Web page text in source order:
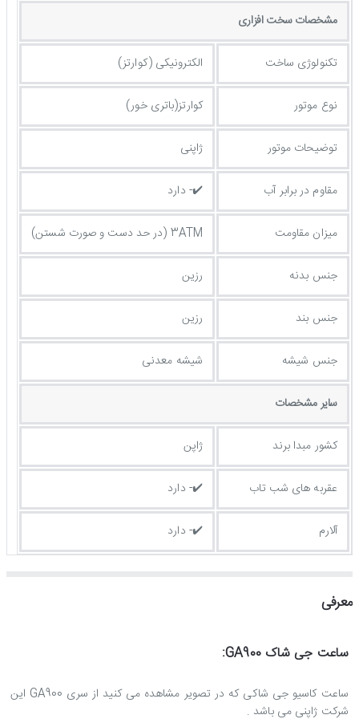
مشخصات سخت افزاری
تکنولوژی ساخت الکترونیکی (کوارتز)
نوع موتور کوارتز(باتری خور)
توضیحات موتور ژاپنی
مقاوم در برابر آب ✔️- دارد
میزان مقاومت 3ATM (در حد دست و صورت شستن)
جنس بدنه رزین
جنس بند رزین
جنس شیشه شیشه معدنی
ساير مشخصات
کشور مبدا برند ژاپن
عقربه های شب تاب ✔️- دارد
آلارم ✔️- دارد
معرفی
ساعت جی شاک GA900:
ساعت کاسیو جی شاکی که در تصویر مشاهده می کنید از سری GA900 این
شرکت ژاپنی می باشد .